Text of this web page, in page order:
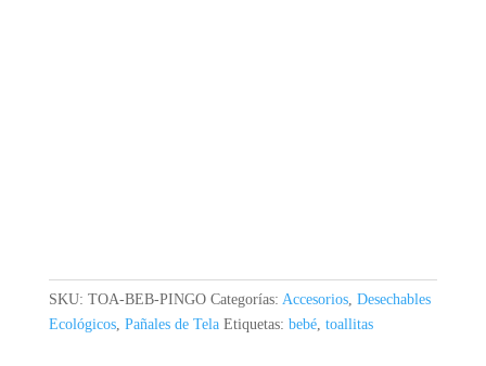
SKU: TOA-BEB-PINGO Categorías: Accesorios, Desechables
Ecológicos, Pañales de Tela Etiquetas: bebé, toallitas